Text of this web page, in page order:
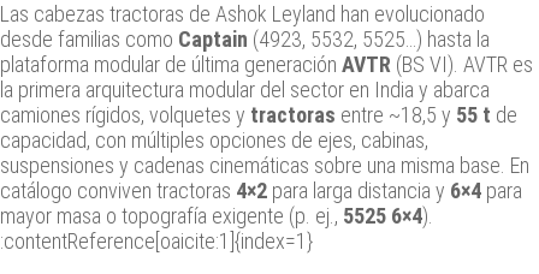
Las cabezas tractoras de Ashok Leyland han evolucionado
desde familias como Captain (4923, 5532, 5525…) hasta la
plataforma modular de última generación AVTR (BS VI). AVTR es
la primera arquitectura modular del sector en India y abarca
camiones rígidos, volquetes y tractoras entre ~18,5 y 55 t de
capacidad, con múltiples opciones de ejes, cabinas,
suspensiones y cadenas cinemáticas sobre una misma base. En
catálogo conviven tractoras 4×2 para larga distancia y 6×4 para
mayor masa o topografía exigente (p. ej., 5525 6×4).
:contentReference[oaicite:1]{index=1}